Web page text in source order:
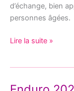
d’échange, bien
personnes âgées.
Lire la suite »
Enduro